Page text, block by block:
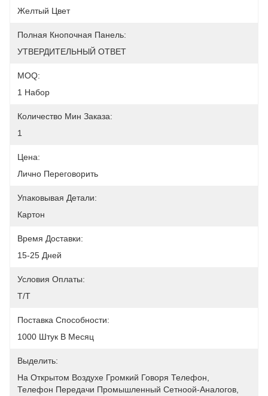
Желтый Цвет
Полная Кнопочная Панель:
УТВЕРДИТЕЛЬНЫЙ ОТВЕТ
MOQ:
1 Набор
Количество Мин Заказа:
1
Цена:
Лично Переговорить
Упаковывая Детали:
Картон
Время Доставки:
15-25 Дней
Условия Оплаты:
T/T
Поставка Способности:
1000 Штук В Месяц
Выделить:
На Открытом Воздухе Громкий Говоря Телефон
Телефон Передачи Промышленный Сетноой-Аналогов